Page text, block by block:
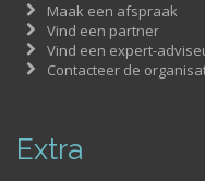
Maak een afspraak
Vind een partner
Vind een expert-
Contacteer de
Extra